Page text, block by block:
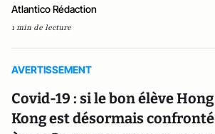
Atlantico Rédaction
1 min de lecture
AVERTISSEMENT
Covid-19 : si le bon élève Hong
Kong est désormais confronté